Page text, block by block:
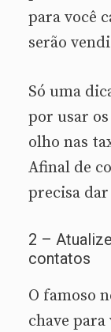
para você
serão
Só uma
por usar
olho nas
Afinal de
precisa
2 –
contatos
O famoso
chave